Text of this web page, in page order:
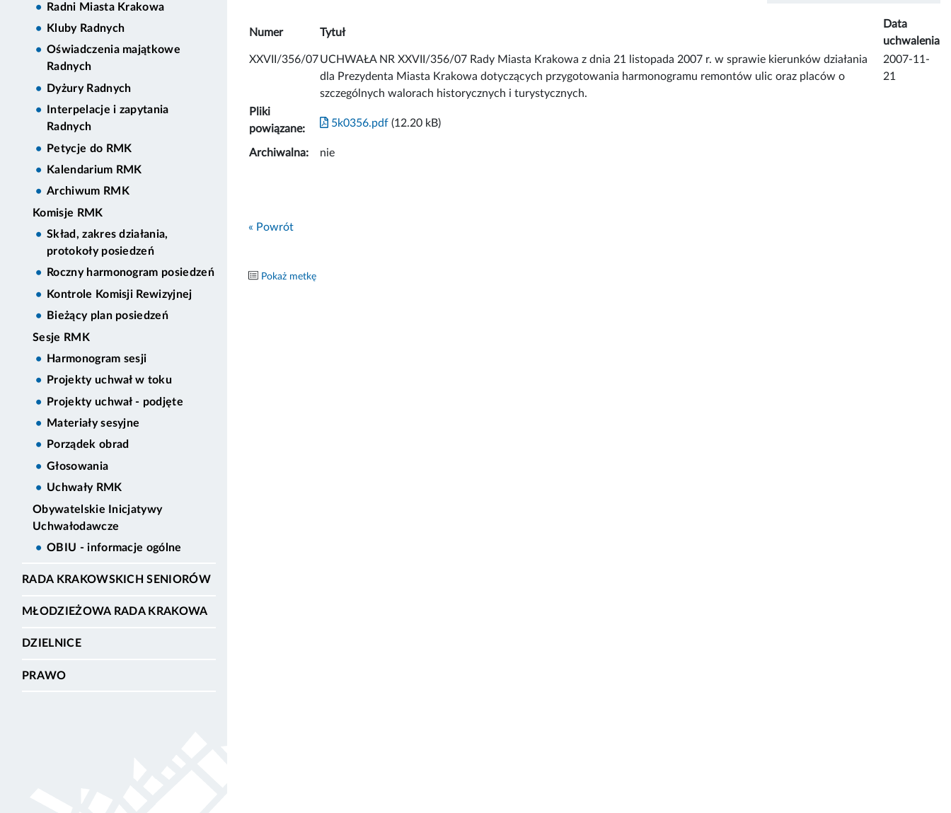
Radni Miasta Krakowa
Kluby Radnych
Oświadczenia majątkowe
Radnych
Dyżury Radnych
Interpelacje i zapytania
Radnych
Petycje do RMK
Kalendarium RMK
Archiwum RMK
Komisje RMK
Skład, zakres działania,
protokoły posiedzeń
Roczny harmonogram posiedzeń
Kontrole Komisji Rewizyjnej
Bieżący plan posiedzeń
Sesje RMK
Harmonogram sesji
Projekty uchwał w toku
Projekty uchwał - podjęte
Materiały sesyjne
Porządek obrad
Głosowania
Uchwały RMK
Obywatelskie Inicjatywy
Uchwałodawcze
OBIU - informacje ogólne
RADA KRAKOWSKICH SENIORÓW
MŁODZIEŻOWA RADA KRAKOWA
DZIELNICE
PRAWO
Numer Tytuł
Data
uchwalenia
XXVII/356/07UCHWAŁA NR XXVII/356/07 Rady Miasta Krakowa z dnia 21 listopada 2007 r. w sprawie kierunków działania
dla Prezydenta Miasta Krakowa dotyczących przygotowania harmonogramu remontów ulic oraz placów o
szczególnych walorach historycznych i turystycznych.
2007-11-
21
Pliki
powiązane:
5k0356.pdf (12.20 kB)
Archiwalna: nie
« Powrót
Pokaż metkę